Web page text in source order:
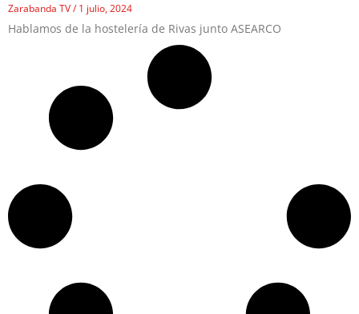
Zarabanda TV 1 julio, 2024
Hablamos de la hostelería de Rivas junto ASEARCO